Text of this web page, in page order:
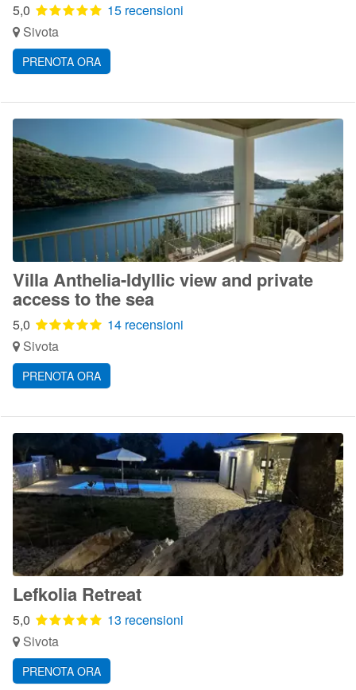
5,0
15 recensioni
Sivota
PRENOTA ORA
Villa Anthelia-Idyllic view and private
access to the sea
5,0
14 recensioni
Sivota
PRENOTA ORA
Lefkolia Retreat
5,0
13 recensioni
Sivota
PRENOTA ORA